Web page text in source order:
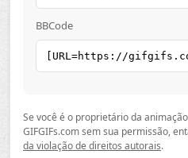
BBCode
Se você é o proprietário da
GIFGIFs.com sem sua permissão,
da violação de direitos autorais.